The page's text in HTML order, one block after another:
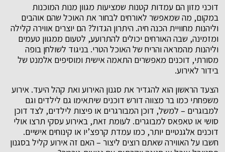
דוכני מזון הם עמדות קטנות שמציעות מגוון מנות המוכנות
במקום, מה שמאפשר לאורחים לבחור את האוכל שהם אוהבים
וליהנות מחוויית הכנה חיה. היתרון הגדול? הם יוצרים אווירה קלילה
ומזמינה, שבה האורחים יכולים להתרועע, לטעום ממגוון טעמים
וליהנות מהמראה והריח של האוכל הטרי. בניגוד לשולחן בופה
מסורתי, דוכנים מאפשרים התאמה אישית ומוסיפים אלמנט של
בידור לאירוע.
הצעד הראשון הוא להגדיר את סגנון האירוע ואת קהל היעד. אירוע
משפחתי כמו בר מצווה דורש דוכנים שיתאימו גם לילדים וגם
למבוגרים – למשל, דוכן המבורגרים או פיצות לילדים, לצד דוכן
סושי או טאפאס למבוגרים. לעומת זאת, באירוע עסקי תרצו אולי
דוכנים אלגנטיים יותר, כמו עמדת קרפצ’יו או קינוחים אישיים.
חשבו על האווירה שאתם רוצים ליצור – האם זה אירוע קליל בסגנון